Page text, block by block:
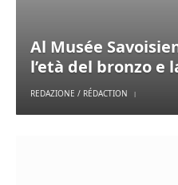
Al Musée
l’età del bronzo e
REDAZIONE / RÉDACTION